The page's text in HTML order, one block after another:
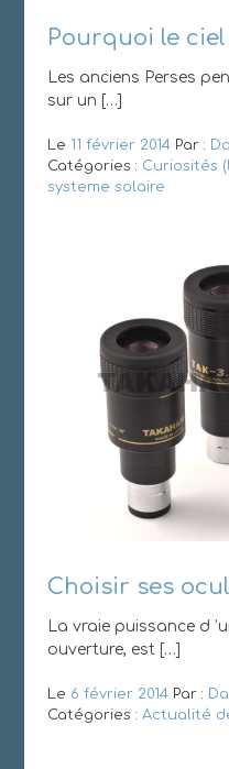
Pourquoi le
Les anciens Perses
sur un […]
Le 11 février 2014Par :
Catégories : Curiosités
systeme solaire
Choisir ses
La vraie puissance d
ouverture, est […]
Le 6 février 2014Par :
Catégories : Actualité